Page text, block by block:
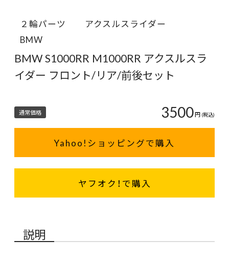
２輪パーツ
アクスルスライダー
BMW
BMW S1000RR M1000RR アクスルスラ
イダー フロント/リア/前後セット
通常価格 3500円 (税込)
Yahoo!ショッピングで購入
ヤフオク！で購入
説明